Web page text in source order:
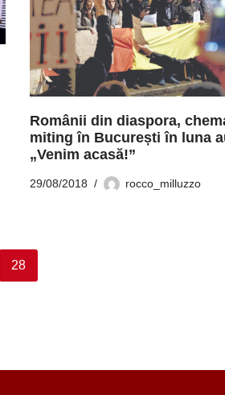
Românii din diaspora,
miting în București în luna
„Venim acasă!”
29/08/2018 rocco_milluzzo
28